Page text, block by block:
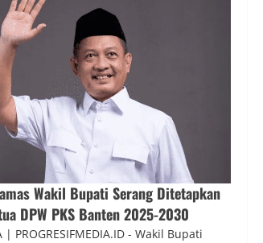
Wakil Bupati Serang Ditetapkan
DPW PKS Banten 2025-2030
| PROGRESIFMEDIA.ID - Wakil Bupati